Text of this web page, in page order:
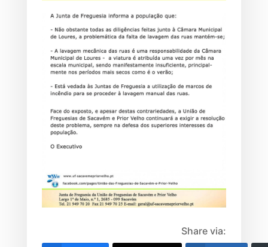
Share via: